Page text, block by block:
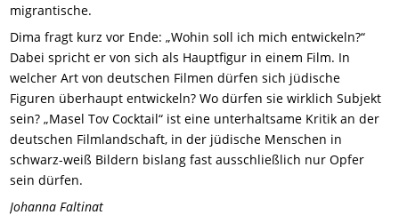
migrantische.
Dima fragt kurz vor Ende: „Wohin soll ich mich entwickeln?“
Dabei spricht er von sich als Hauptfigur in einem Film. In
welcher Art von deutschen Filmen dürfen sich jüdische
Figuren überhaupt entwickeln? Wo dürfen sie wirklich Subjekt
sein? „Masel Tov Cocktail“ ist eine unterhaltsame Kritik an der
deutschen Filmlandschaft, in der jüdische Menschen in
schwarz-weiß Bildern bislang fast ausschließlich nur Opfer
sein dürfen.
Johanna Faltinat